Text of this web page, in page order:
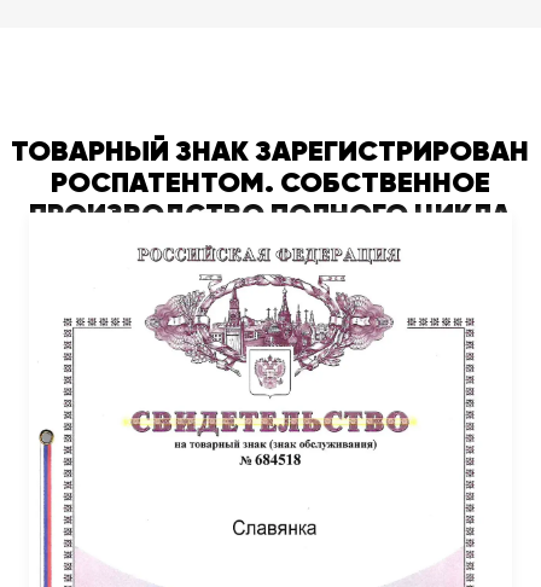
ТОВАРНЫЙ ЗНАК ЗАРЕГИСТРИРОВАН
РОСПАТЕНТОМ. СОБСТВЕННОЕ
ПРОИЗВОДСТВО ПОЛНОГО ЦИКЛА